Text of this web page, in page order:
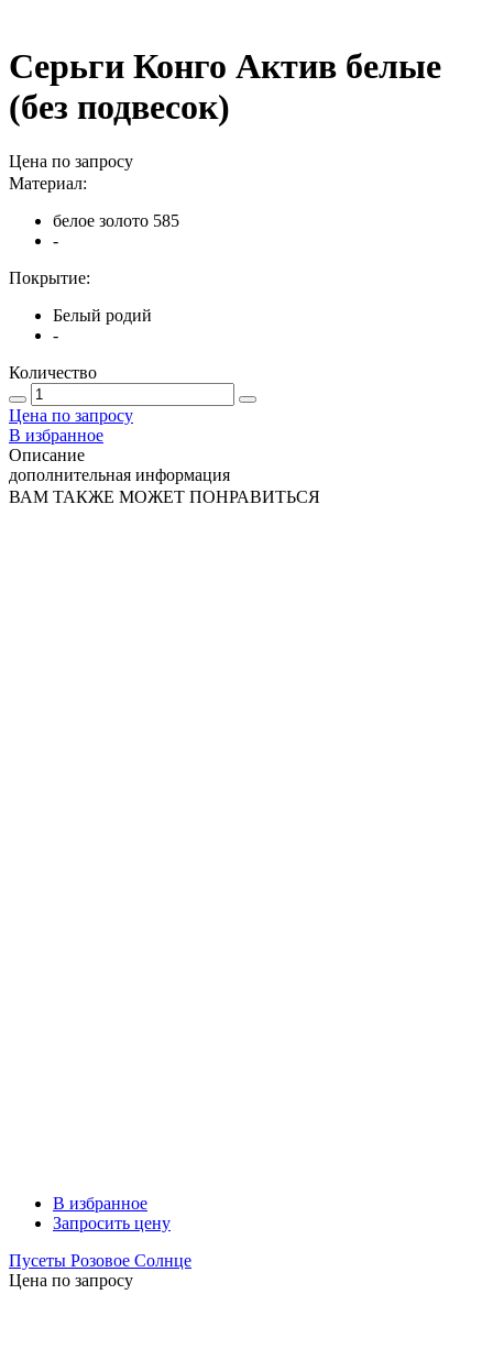
Серьги Конго Актив белые
(без подвесок)
Цена по запросу
Материал:
белое золото 585
-
Покрытие:
Белый родий
-
Количество
Цена по запросу
В избранное
Описание
дополнительная информация
ВАМ ТАКЖЕ МОЖЕТ ПОНРАВИТЬСЯ
В избранное
Запросить цену
Пусеты Розовое Солнце
Цена по запросу